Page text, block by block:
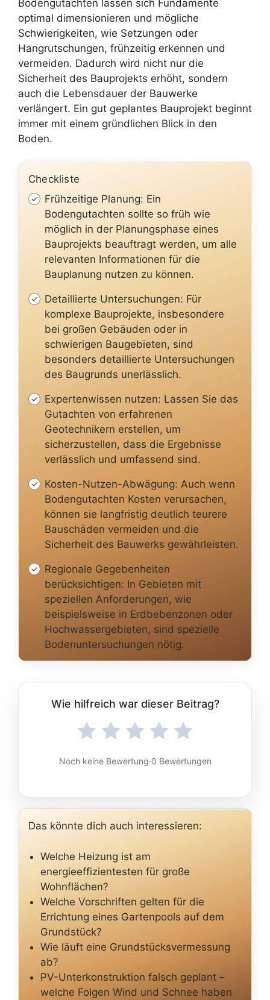
Bodengutachten lassen sich Fundamente
optimal dimensionieren und mögliche
Schwierigkeiten, wie Setzungen oder
Hangrutschungen, frühzeitig erkennen und
vermeiden. Dadurch wird nicht nur die
Sicherheit des Bauprojekts erhöht, sondern
auch die Lebensdauer der Bauwerke
verlängert. Ein gut geplantes Bauprojekt beginnt
immer mit einem gründlichen Blick in den
Boden.
Checkliste
Frühzeitige Planung: Ein
Bodengutachten sollte so früh wie
möglich in der Planungsphase eines
Bauprojekts beauftragt werden, um alle
relevanten Informationen für die
Bauplanung nutzen zu können.
Detaillierte Untersuchungen: Für
komplexe Bauprojekte, insbesondere
bei großen Gebäuden oder in
schwierigen Baugebieten, sind
besonders detaillierte Untersuchungen
des Baugrunds unerlässlich.
Expertenwissen nutzen: Lassen Sie das
Gutachten von erfahrenen
Geotechnikern erstellen, um
sicherzustellen, dass die Ergebnisse
verlässlich und umfassend sind.
Kosten-Nutzen-Abwägung: Auch wenn
Bodengutachten Kosten verursachen,
können sie langfristig deutlich teurere
Bauschäden vermeiden und die
Sicherheit des Bauwerks gewährleisten.
Regionale Gegebenheiten
berücksichtigen: In Gebieten mit
speziellen Anforderungen, wie
beispielsweise in Erdbebenzonen oder
Hochwassergebieten, sind spezielle
Bodenuntersuchungen nötig.
Wie hilfreich war dieser Beitrag?
Noch keine Bewertung·0 Bewertungen
Das könnte dich auch interessieren:
Welche Heizung ist am
energieeffizientesten für große
Wohnflächen?
Welche Vorschriften gelten für die
Errichtung eines Gartenpools auf dem
Grundstück?
Wie läuft eine Grundstücksvermessung
ab?
PV-Unterkonstruktion falsch geplant –
welche Folgen Wind und Schnee haben